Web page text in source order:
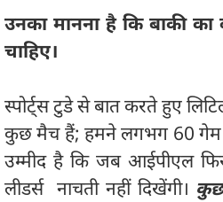
उनका मानना है कि बाकी
चाहिए।
स्पोर्ट्स टुडे से बात करते हुए
कुछ मैच हैं; हमने लगभग 60 गेम
उम्मीद है कि जब आईपीएल
लीडर्स नाचती नहीं दिखेंगी।